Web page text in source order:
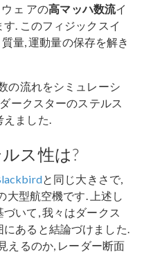
ェ アの高マッハ数流イ
. このフィジックスイ
量, 運動量の保存を解き
の流れをシミュレーシ
ークスターのステルス
えました.
ス性は?
と同じ大きさで,
大型航空機です. 上述し
いて, 我々はダークス
あると結論づけました.
えるのか, レーダー断面